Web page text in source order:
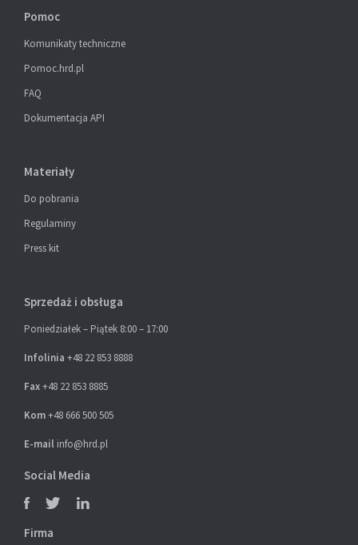
Pomoc
Komunikaty techniczne
Pomoc.hrd.pl
FAQ
Dokumentacja API
Materiały
Do pobrania
Regulaminy
Press kit
Sprzedaż i obsługa
Poniedziałek – Piątek 8:00 – 17:00
Infolinia +48 22 853 8888
Fax+48 22 853 8885
Kom+48 666 500 505
E-mail info@hrd.pl
Social Media
Firma